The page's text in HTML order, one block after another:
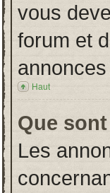
vous
forum et
Haut
Que
Les